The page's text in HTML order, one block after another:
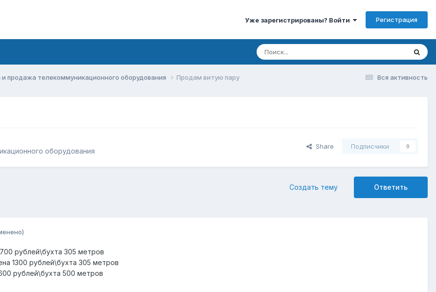
Уже зарегистрированы? Войти Регистрация
Вся активность
и продажа телекоммуникационного оборудования Продам витую пару
оборудования
Share Подписчики 0
Ответить
Создать тему
рублей\бухта 305 метров
1300 рублей\бухта 305 метров
рублей\бухта 500 метров